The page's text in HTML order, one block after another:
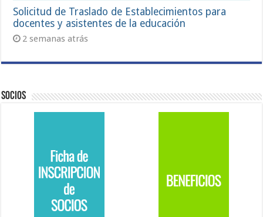
Solicitud de Traslado de Establecimientos para
docentes y asistentes de la educación
2 semanas atrás
Socios